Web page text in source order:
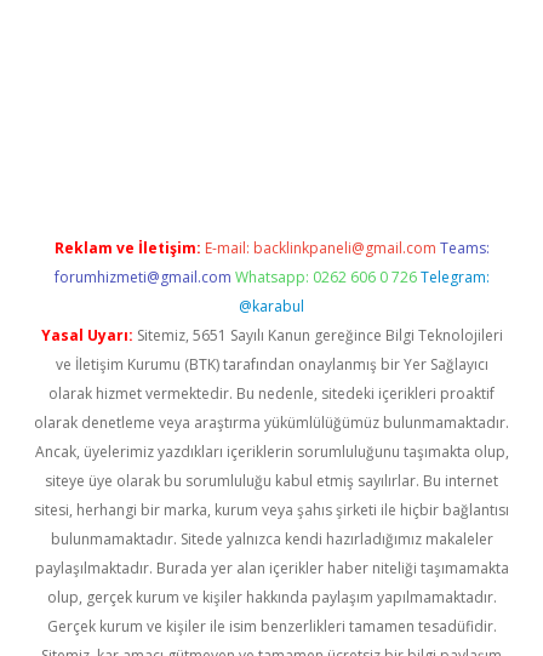
Reklam ve İletişim: E-mail: backlinkpaneli@gmail.com Teams:
forumhizmeti@gmail.com Whatsapp: 0262 606 0 726 Telegram:
@karabul
Yasal Uyarı: Sitemiz, 5651 Sayılı Kanun gereğince Bilgi Teknolojileri
ve İletişim Kurumu (BTK) tarafından onaylanmış bir Yer Sağlayıcı
olarak hizmet vermektedir. Bu nedenle, sitedeki içerikleri proaktif
olarak denetleme veya araştırma yükümlülüğümüz bulunmamaktadır.
Ancak, üyelerimiz yazdıkları içeriklerin sorumluluğunu taşımakta olup,
siteye üye olarak bu sorumluluğu kabul etmiş sayılırlar. Bu internet
sitesi, herhangi bir marka, kurum veya şahıs şirketi ile hiçbir bağlantısı
bulunmamaktadır. Sitede yalnızca kendi hazırladığımız makaleler
paylaşılmaktadır. Burada yer alan içerikler haber niteliği taşımamakta
olup, gerçek kurum ve kişiler hakkında paylaşım yapılmamaktadır.
Gerçek kurum ve kişiler ile isim benzerlikleri tamamen tesadüfidir.